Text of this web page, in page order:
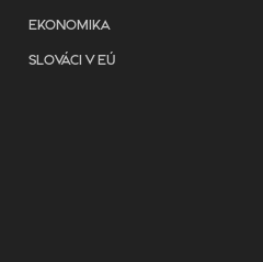
EKONOMIKA
SLOVÁCI V EÚ